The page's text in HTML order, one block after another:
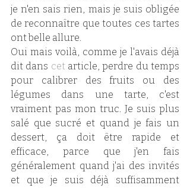
je n'en sais rien, mais je suis obligée
de reconnaître que toutes ces tartes
ont belle allure.
Oui mais voilà, comme je l'avais déjà
dit dans cet article, perdre du temps
pour calibrer des fruits ou des
légumes dans une tarte, c'est
vraiment pas mon truc. Je suis plus
salé que sucré et quand je fais un
dessert, ça doit être rapide et
efficace, parce que j'en fais
généralement quand j'ai des invités
et que je suis déjà suffisamment